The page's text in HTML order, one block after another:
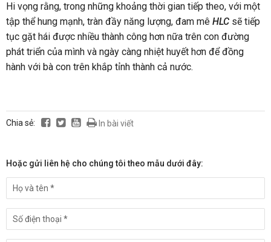
Hi vọng rằng, trong những khoảng thời gian tiếp theo, với một
tập thể hung mạnh, tràn đầy năng lượng, đam mê HLC sẽ tiếp
tục gặt hái được nhiều thành công hơn nữa trên con đường
phát triển của mình và ngày càng nhiệt huyết hơn để đồng
hành với bà con trên khắp tỉnh thành cả nước.
Chia sẻ: In bài viết
Hoặc gửi liên hệ cho chúng tôi theo mẫu dưới đây: